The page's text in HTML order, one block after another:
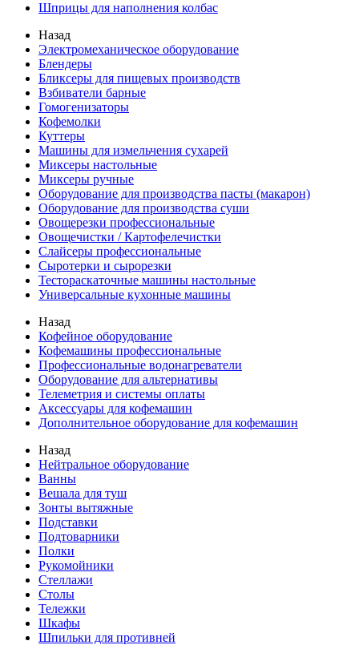
Шприцы для наполнения колбас
Назад
Электромеханическое оборудование
Блендеры
Бликсеры для пищевых производств
Взбиватели барные
Гомогенизаторы
Кофемолки
Куттеры
Машины для измельчения сухарей
Миксеры настольные
Миксеры ручные
Оборудование для производства пасты (макарон)
Оборудование для производства суши
Овощерезки профессиональные
Овощечистки / Картофелечистки
Слайсеры профессиональные
Сыротерки и сырорезки
Тестораскаточные машины настольные
Универсальные кухонные машины
Назад
Кофейное оборудование
Кофемашины профессиональные
Профессиональные водонагреватели
Оборудование для альтернативы
Телеметрия и системы оплаты
Аксессуары для кофемашин
Дополнительное оборудование для кофемашин
Назад
Нейтральное оборудование
Ванны
Вешала для туш
Зонты вытяжные
Подставки
Подтоварники
Полки
Рукомойники
Стеллажи
Столы
Тележки
Шкафы
Шпильки для противней